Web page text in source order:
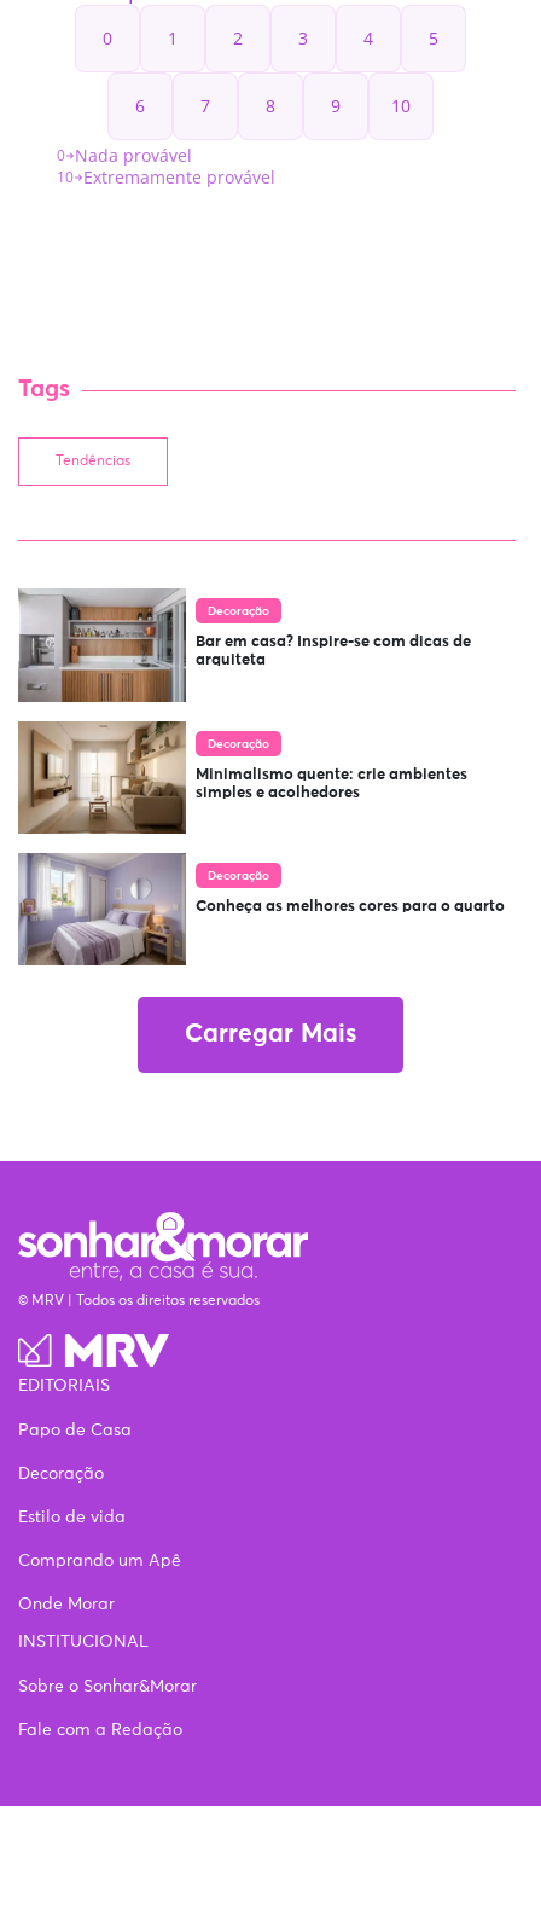
Tags
Tendências
Decoração
Bar em casa? Inspire-se com dicas de
arquiteta
Decoração
Minimalismo quente: crie ambientes
simples e acolhedores
Decoração
Conheça as melhores cores para o quarto
Carregar Mais
© MRV | Todos os direitos reservados
EDITORIAIS
Papo de Casa
Decoração
Estilo de vida
Comprando um Apê
Onde Morar
INSTITUCIONAL
Sobre o Sonhar&Morar
Fale com a Redação